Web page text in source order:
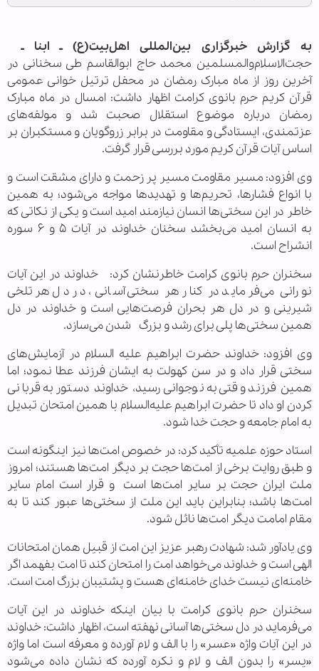
به گزارش خبرگزاری بین‌المللی اهل‌بیت(ع) ـ ابنا ـ
حجت‌الاسلام‌والمسلمین محمد حاج ابوالقاسم طی سخنانی در
آخرین روز از ماه مبارک رمضان در محفل ترتیل خوانی عمومی
قرآن کریم حرم بانوی کرامت اظهار داشت: امسال در ماه مبارک
رمضان درباره موضوع استقلال صحبت شد و مولفه‌های
عزتمندی، ایستادگی و مقاومت در برابر زروگویان و مستکبران بر
اساس آیات قرآن کریم مورد بررسی قرار گرفت.
وی افزود: مسیر مقاومت مسیر پر زحمت و دارای مشقت است و
با انواع فشارها، تحریم‌ها و تهدیدها مواجه می‌شود؛ به همین
خاطر در این سختی‌ها انسان نیازمند امید است و یکی از نکاتی که
به انسان امید می‌بخشد سخنان خداوند در آیات ۵ و ۶ سوره
انشراح است.
سخنران حرم بانوی کرامت خاطرنشان کرد: خداوند در این آیات
نورانی می‌فرماید در کنار هر سختی آسانی، در دل هر تلخی
شیرینی و در دل هر بحران فرصت‌هایی است و خداوند در دل
همین سختی‌ها پلی برای رشد و بزرگ شدن می‌سازد.
وی افزود: خداوند حضرت ابراهیم علیه السلام در آزمایش‌های
سختی قرار داد و در سن کهولت به ایشان فرزند عطا نمود؛ اما
همین فرزند وقتی به نوجوانی رسید، خداوند دستور به قربانی
کردن او داد تا حضرت ابراهیم علیه‌السلام با همین امتحان تبدیل
به امام جامعه و حجت خدا شود.
استاد حوزه علمیه تأکید کرد: در خصوص امت‌ها نیز اینگونه است
و طبق روایت برخی از امت‌ها حجت بر دیگر امت‌ها هستند؛ امروز
ملت ایران حجت بر سایر امت‌ها است و قرار است امام سایر
امت‌ها باشد؛ بنابراین باید این ملت از سختی‌ها عبور کند تا به
مقام امامت دیگر امت‌ها نائل شود.
وی یادآور شد: شهادت رهبر عزیز این امت از قبیل همان امتحانات
الهی است و خداوند می‌خواهد امت را امتحان کند تا امت بفهمد اگر
خامنه‌ای نیست خدای خامنه‌ای هست و پشتیبان بزرگ امت است.
سخنران حرم بانوی کرامت با بیان اینکه خداوند در این آیات
می‌فرماید در دل سختی‌ها آسانی نهفته است، اظهار داشت: خداوند
در این آیات واژه «عسر» را با الف و لام آورده و معرفه است اما واژه
«یسر» را بدون الف و لام و نکره آورده که نشان داده می‌شود